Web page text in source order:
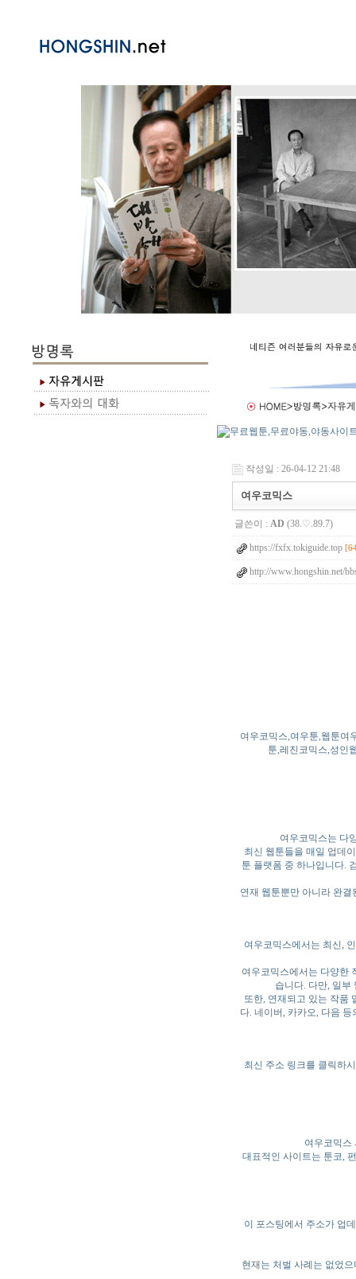
작성일 : 26-04-12 21:48
여우코믹스
글쓴이 : AD (38.♡.89.7)
https://fxfx.tokiguide.top
http://www.hongshin.net/
여우코믹스,여우툰,웹툰여
툰,레진코믹스,성인
여우코믹스는 다
최신 웹툰들을 매일 업데
툰 플랫폼 중 하나입니다.
연재 웹툰뿐만 아니라 완
여우코믹스에서는 최신,
여우코믹스에서는 다양한
습니다. 다만, 일부
또한, 연재되고 있는 작품
다. 네이버, 카카오, 다음
최신 주소 링크를 클릭하
여우코믹스
대표적인 사이트는 툰코,
이 포스팅에서 주소가 업
현재는 처벌 사례는 없었